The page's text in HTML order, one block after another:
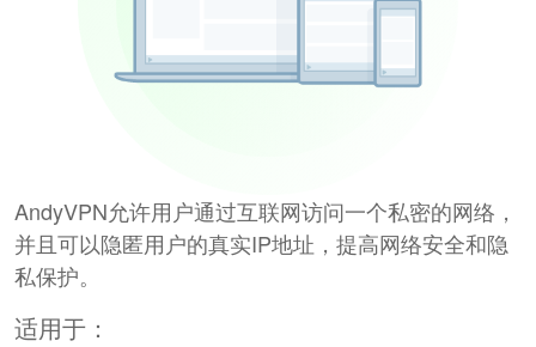
AndyVPN允许用户通过互联网访问一个私密的网络，
并且可以隐匿用户的真实IP地址，提高网络安全和隐
私保护。
适用于：